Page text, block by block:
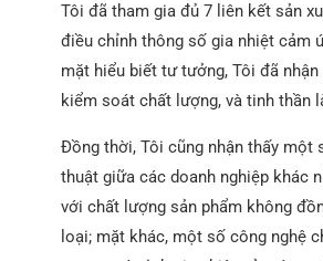
Tôi đã tham gia đủ 7 liên kết sản
điều chỉnh thông số gia nhiệt cảm
mặt hiểu biết tư tưởng, Tôi đã
kiểm soát chất lượng, và tinh thần
Đồng thời, Tôi cũng nhận thấy
thuật giữa các doanh nghiệp khác
với chất lượng sản phẩm không
loại; mặt khác, một số công nghệ